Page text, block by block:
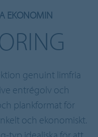
EKONOMIN
genuint limfria
entrégolv och
plankformat för
och ekonomiskt.